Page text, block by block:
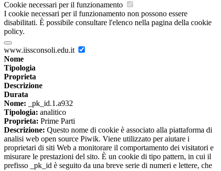
Cookie necessari per il funzionamento
I cookie necessari per il funzionamento non possono essere
disabilitati. È possibile consultare l'elenco nella pagina della cookie
policy.
www.iissconsoli.edu.it
Nome
Tipologia
Proprieta
Descrizione
Durata
Nome: _pk_id.1.a932
Tipologia: analitico
Proprieta: Prime Parti
Descrizione: Questo nome di cookie è associato alla piattaforma di
analisi web open source Piwik. Viene utilizzato per aiutare i
proprietari di siti Web a monitorare il comportamento dei visitatori e
misurare le prestazioni del sito. È un cookie di tipo pattern, in cui il
prefisso _pk_id è seguito da una breve serie di numeri e lettere, che